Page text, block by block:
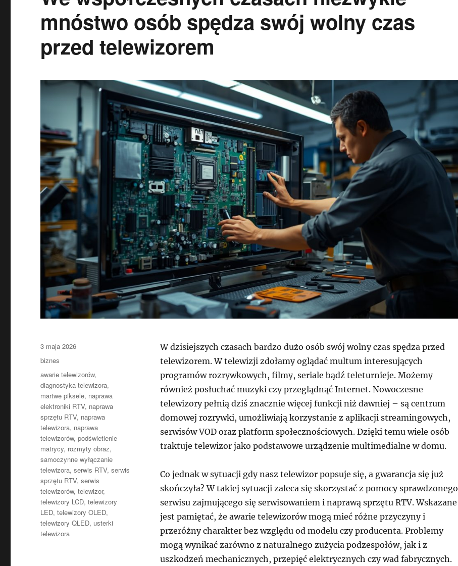
mnóstwo osób spędza swój wolny czas
przed telewizorem
W dzisiejszych czasach bardzo dużo osób swój wolny czas spędza przed
telewizorem. W telewizji zdołamy oglądać multum interesujących
programów rozrywkowych, filmy, seriale bądź teleturnieje. Możemy
również posłuchać muzyki czy przeglądnąć Internet. Nowoczesne
telewizory pełnią dziś znacznie więcej funkcji niż dawniej – są centrum
domowej rozrywki, umożliwiają korzystanie z aplikacji streamingowych,
serwisów VOD oraz platform społecznościowych. Dzięki temu wiele osób
traktuje telewizor jako podstawowe urządzenie multimedialne w domu.
Co jednak w sytuacji gdy nasz telewizor popsuje się, a gwarancja się już
skończyła? W takiej sytuacji zaleca się skorzystać z pomocy sprawdzonego
serwisu zajmującego się serwisowaniem i naprawą sprzętu RTV. Wskazane
jest pamiętać, że awarie telewizorów mogą mieć różne przyczyny i
przeróżny charakter bez względu od modelu czy producenta. Problemy
mogą wynikać zarówno z naturalnego zużycia podzespołów, jak i z
uszkodzeń mechanicznych, przepięć elektrycznych czy wad fabrycznych.
Data
publikacji
3 maja 2026
Kategorie
biznes
Tagi
awarie telewizorów,
diagnostyka telewizora,
martwe piksele, naprawa
elektroniki RTV, naprawa
sprzętu RTV, naprawa
telewizora, naprawa
telewizorów,podświetlenie
matrycy, rozmyty obraz,
samoczynne wyłączanie
telewizora,serwis RTV,serwis
sprzętu RTV,serwis
telewizorów,telewizor,
telewizory LCD,telewizory
LED,telewizory OLED,
telewizory QLED, usterki
telewizora